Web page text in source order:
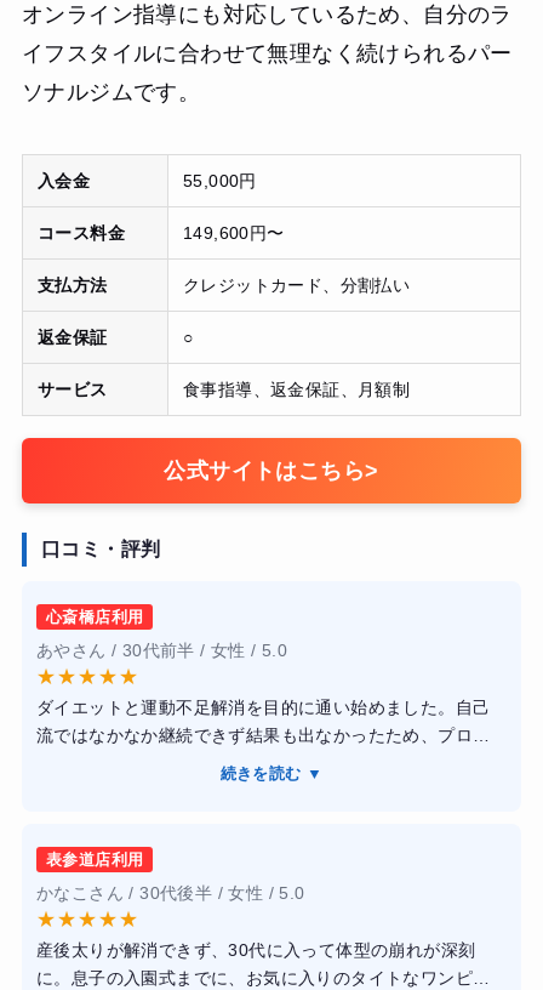
オンライン指導にも対応しているため、自分のラ
イフスタイルに合わせて無理なく続けられるパー
ソナルジムです。
入会金 55,000円
コース料金 149,600円〜
支払方法 クレジットカード、分割払い
返金保証 ○
サービス 食事指導、返金保証、月額制
公式サイトはこちら>
口コミ・評判
心斎橋店利用
あやさん / 30代前半 / 女性 / 5.0
★★★★★
ダイエットと運動不足解消を目的に通い始めました。自己
流ではなかなか継続できず結果も出なかったため、プロの
トレーナーに見てもらえる点に魅力を感じて入会しまし
た、フォームや食事についても丁寧にアドバイスしてもら
えるため、日常生活でも意識が変わりました。通い続ける
ことで体力がつき、体重も徐々に減少し、見た目にも変化
を感じられるようになりました。スタッフの方も親切で、
モチベーションを維持しやすい環境だと思います。
続きを読む ▼
表参道店利用
かなこさん / 30代後半 / 女性 / 5.0
★★★★★
産後太りが解消できず、30代に入って体型の崩れが深刻
に。息子の入園式までに、お気に入りのタイトなワンピー